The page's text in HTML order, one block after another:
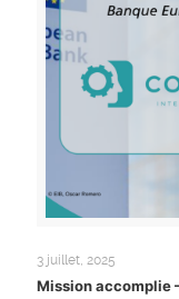
3 juillet, 2025
Mission accomplie